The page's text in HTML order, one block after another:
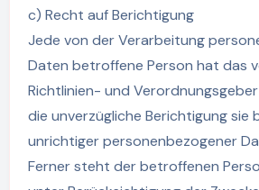
c) Recht auf Berichtigung
Jede von der Verarbeitung
Daten betroffene Person hat das
Richtlinien- und
die unverzügliche Berichtigung sie
unrichtiger personenbezogener
Ferner steht der betroffenen